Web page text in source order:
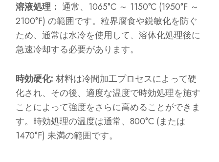
溶液処理： 通常、1065°C ～ 1150°C (1950°F ～
2100°F) の範囲です。粒界腐食や鋭敏化を防ぐ
ため、通常は水冷を使用して、溶体化処理後に
急速冷却する必要があります。
時効硬化:材料は冷間加工プロセスによって硬
化され、その後、適度な温度で時効処理を施す
ことによって強度をさらに高めることができま
す。時効処理の温度は通常、800°C (または
1470°F) 未満の範囲です。